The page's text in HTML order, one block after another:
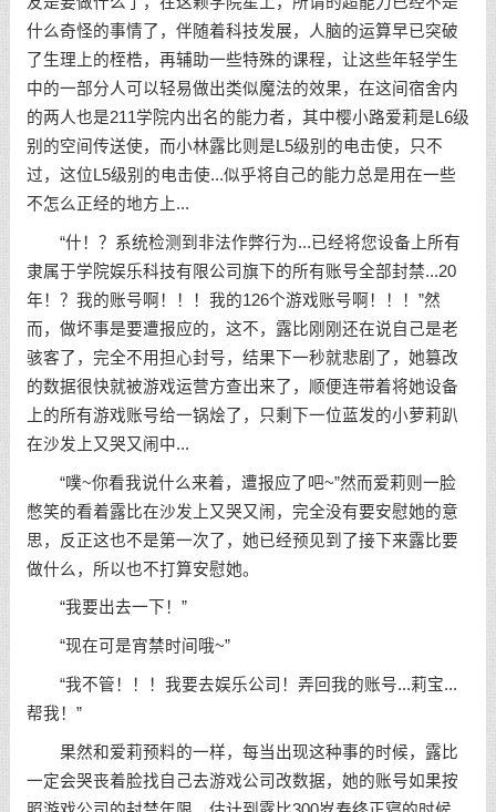
什么奇怪的事情了，伴随着科技发展，人脑的运算早已突破
了生理上的桎梏，再辅助一些特殊的课程，让这些年轻学生
中的一部分人可以轻易做出类似魔法的效果，在这间宿舍内
的两人也是211学院内出名的能力者，其中樱小路爱莉是L6级
别的空间传送使，而小林露比则是L5级别的电击使，只不
过，这位L5级别的电击使...似乎将自己的能力总是用在一些
不怎么正经的地方上...
“什！？系统检测到非法作弊行为...已经将您设备上所有
隶属于学院娱乐科技有限公司旗下的所有账号全部封禁...20
年！？我的账号啊！！！我的126个游戏账号啊！！！”然
而，做坏事是要遭报应的，这不，露比刚刚还在说自己是老
骇客了，完全不用担心封号，结果下一秒就悲剧了，她篡改
的数据很快就被游戏运营方查出来了，顺便连带着将她设备
上的所有游戏账号给一锅烩了，只剩下一位蓝发的小萝莉趴
在沙发上又哭又闹中...
“噗~你看我说什么来着，遭报应了吧~”然而爱莉则一脸
憋笑的看着露比在沙发上又哭又闹，完全没有要安慰她的意
思，反正这也不是第一次了，她已经预见到了接下来露比要
做什么，所以也不打算安慰她。
“我要出去一下！”
“现在可是宵禁时间哦~”
“我不管！！！我要去娱乐公司！弄回我的账号...莉宝...
帮我！”
果然和爱莉预料的一样，每当出现这种事的时候，露比
一定会哭丧着脸找自己去游戏公司改数据，她的账号如果按